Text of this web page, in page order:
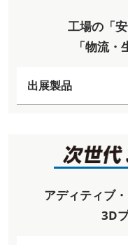
工場の「
「物流
出展製品
アディティブ
3D